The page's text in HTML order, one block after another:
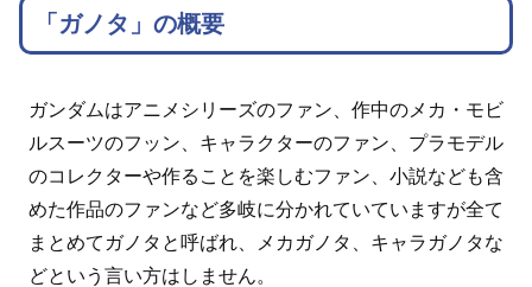
「ガノタ」の概要
ガンダムはアニメシリーズのファン、作中のメカ・モビ
ルスーツのフッン、キャラクターのファン、プラモデル
のコレクターや作ることを楽しむファン、小説なども含
めた作品のファンなど多岐に分かれていていますが全て
まとめてガノタと呼ばれ、メカガノタ、キャラガノタな
どという言い方はしません。